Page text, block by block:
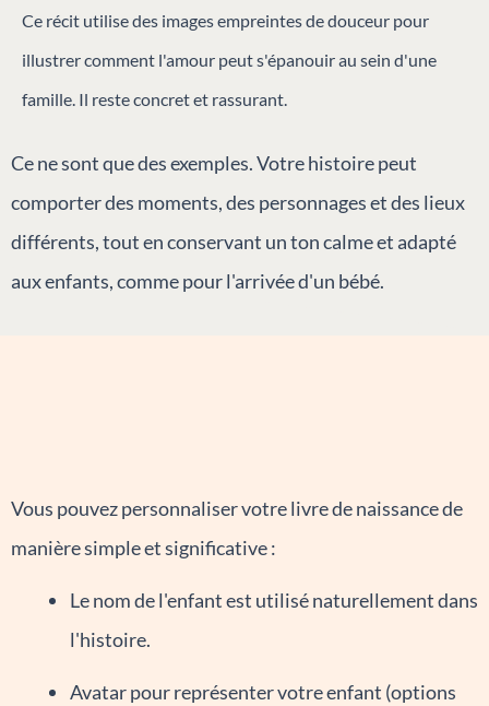
Ce récit utilise des images empreintes de douceur pour
illustrer comment l'amour peut s'épanouir au sein d'une
famille. Il reste concret et rassurant.
Ce ne sont que des exemples. Votre histoire peut
comporter des moments, des personnages et des lieux
différents, tout en conservant un ton calme et adapté
aux enfants, comme pour l'arrivée d'un bébé.
Vous pouvez personnaliser votre livre de naissance de
manière simple et significative :
Le nom de l'enfant est utilisé naturellement dans
l'histoire.
Avatar pour représenter votre enfant (options